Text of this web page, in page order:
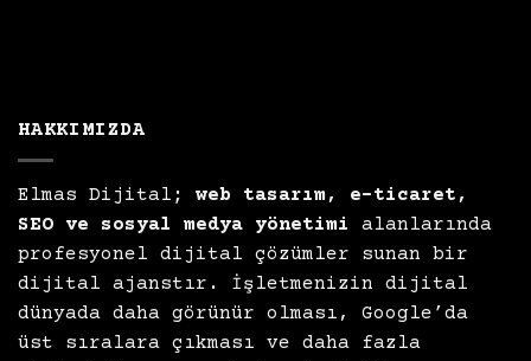
HAKKIMIZDA
Elmas Dijital; web tasarım, e-ticaret,
SEO ve sosyal medya yönetimi
alanlarında
profesyonel dijital çözümler sunan bir
dijital ajanstır. İşletmenizin dijital
dünyada daha görünür olması, Google’da
üst sıralara çıkması ve daha fazla